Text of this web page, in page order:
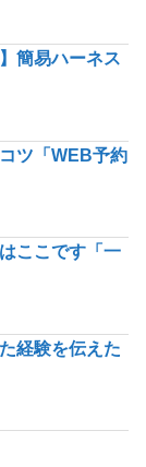
簡易ハーネス
ツ「WEB予約
ここです「一
経験を伝えた